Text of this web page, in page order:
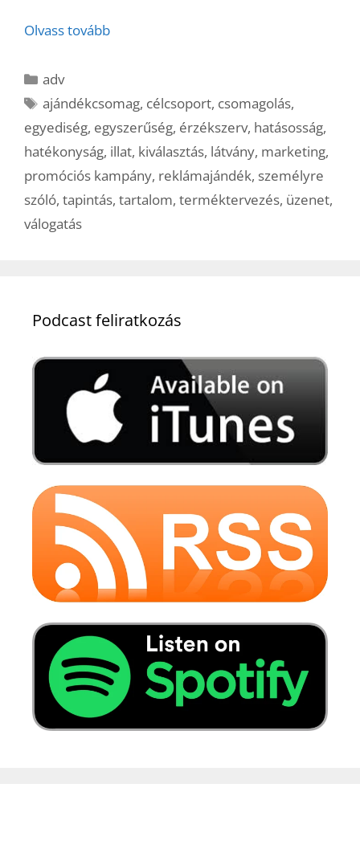
Olvass tovább
Kategória
adv
Címkék
ajándékcsomag, célcsoport, csomagolás,
egyediség, egyszerűség, érzékszerv, hatásosság,
hatékonyság, illat, kiválasztás, látvány, marketing,
promóciós kampány, reklámajándék, személyre
szóló, tapintás, tartalom, terméktervezés, üzenet,
válogatás
Podcast feliratkozás